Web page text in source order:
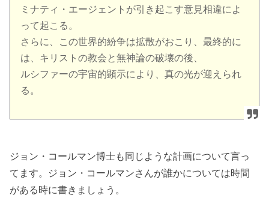
ミナティ・エージェントが引き起こす意見相違によ
って起こる。
さらに、この世界的紛争は拡散がおこり、最終的に
は、キリストの教会と無神論の破壊の後、
ルシファーの宇宙的顕示により、真の光が迎えられ
る。
ジョン・コールマン博士も同じような計画について言っ
てます。ジョン・コールマンさんが誰かについては時間
がある時に書きましょう。